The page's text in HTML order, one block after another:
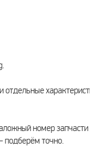
номер
подберём точно.